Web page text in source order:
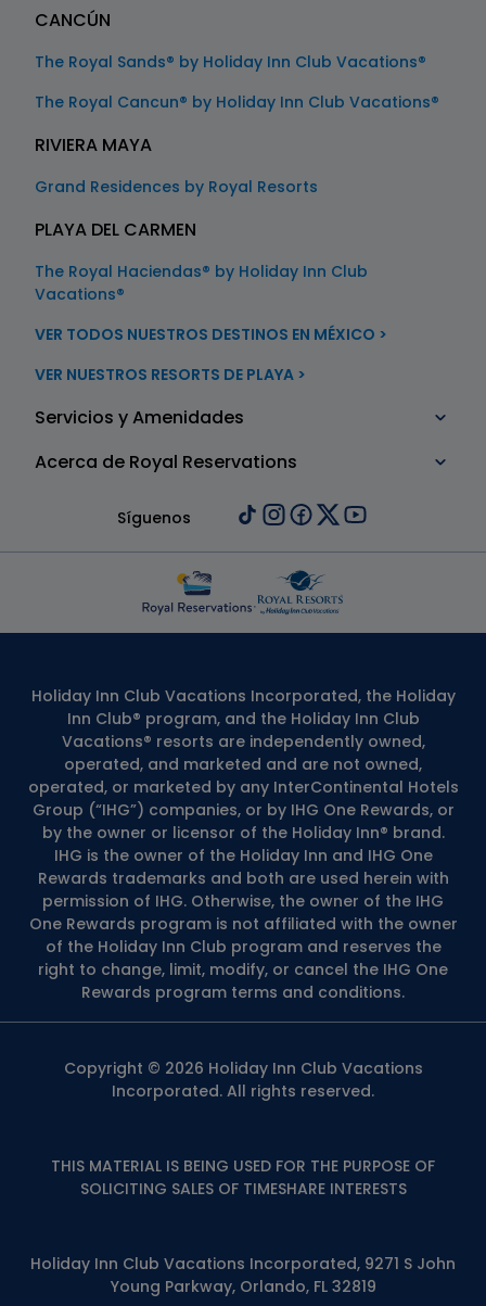
CANCÚN
The Royal Sands® by Holiday Inn Club Vacations®
The Royal Cancun® by Holiday Inn Club Vacations®
RIVIERA MAYA
Grand Residences by Royal Resorts
PLAYA DEL CARMEN
The Royal Haciendas® by Holiday Inn Club
Vacations®
VER TODOS NUESTROS DESTINOS EN MÉXICO >
VER NUESTROS RESORTS DE PLAYA >
Servicios y Amenidades
Acerca de Royal Reservations
Síguenos
Holiday Inn Club Vacations Incorporated, the Holiday
Inn Club® program, and the Holiday Inn Club
Vacations® resorts are independently owned,
operated, and marketed and are not owned,
operated, or marketed by any InterContinental Hotels
Group (“IHG”) companies, or by IHG One Rewards, or
by the owner or licensor of the Holiday Inn® brand.
IHG is the owner of the Holiday Inn and IHG One
Rewards trademarks and both are used herein with
permission of IHG. Otherwise, the owner of the IHG
One Rewards program is not affiliated with the owner
of the Holiday Inn Club program and reserves the
right to change, limit, modify, or cancel the IHG One
Rewards program terms and conditions.
Copyright © 2026 Holiday Inn Club Vacations
Incorporated. All rights reserved.
THIS MATERIAL IS BEING USED FOR THE PURPOSE OF
SOLICITING SALES OF TIMESHARE INTERESTS
Holiday Inn Club Vacations Incorporated, 9271 S John
Young Parkway, Orlando, FL 32819